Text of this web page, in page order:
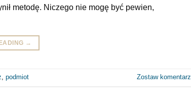
metodę. Niczego nie mogę być pewien,
→
, podmiot Zostaw komentarz